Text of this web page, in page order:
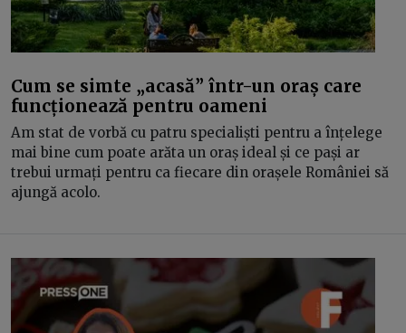
Cum se simte „acasă” într-un oraș care
funcționează pentru oameni
Am stat de vorbă cu patru specialiști pentru a înțelege
mai bine cum poate arăta un oraș ideal și ce pași ar
trebui urmați pentru ca fiecare din orașele României să
ajungă acolo.